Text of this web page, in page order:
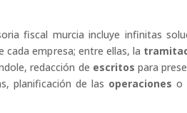
fiscal murcia incluye infinitas
cada empresa; entre ellas, la
redacción de escritos para
planificación de las operaciones o